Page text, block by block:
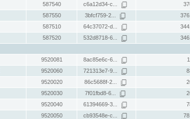
587540 c6a12d34-c...
587550 3bfcf759-2...
587510 64c37072-d...
587520 532d8718-6...
9520081 8ac85e6c-6...
9520060 721313e7-9...
9520020 86c5688f-2...
9520030 7f01fbd8-6...
9520040 61394669-3...
9520050 cb93548e-c...